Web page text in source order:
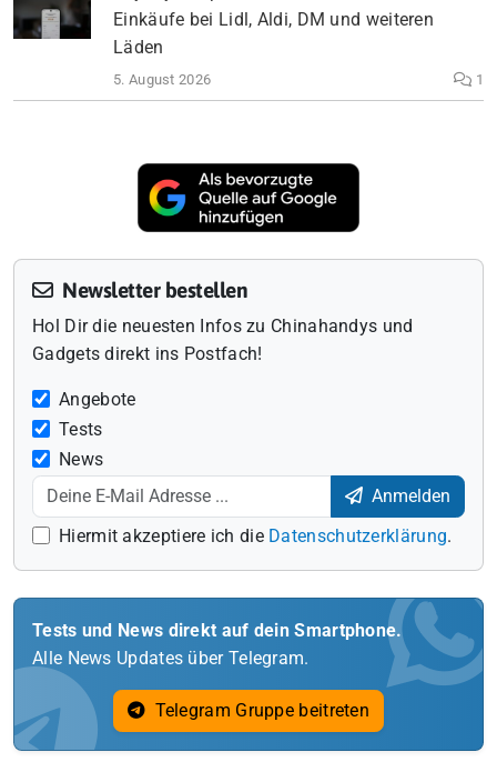
Einkäufe bei Lidl, Aldi, DM und weiteren
Läden
5. August 2026 1
Newsletter bestellen
Hol Dir die neuesten Infos zu Chinahandys und
Gadgets direkt ins Postfach!
Angebote
Tests
News
Anmelden
Hiermit akzeptiere ich die Datenschutzerklärung.
Tests und News direkt auf dein Smartphone.
Alle News Updates über Telegram.
Telegram Gruppe beitreten